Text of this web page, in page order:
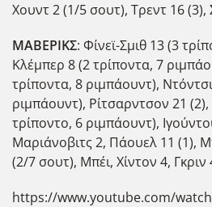
Χουντ 2 (1/5 σουτ), Τρεντ 16 (3),
ΜΑΒΕΡΙΚΣ: Φίνεϊ-Σμιθ 13 (3
Κλέμπερ 8 (2 τρίποντα, 7
τρίποντα, 8 ριμπάουντ),
ριμπάουντ), Ρίτσαρντσον 21 (2),
τρίποντο, 6 ριμπάουντ),
Μαριάνοβιτς 2, Πάουελ 11 (1),
(2/7 σουτ), Μπέι, Χίντον 4, Γκριν
https://www.youtube.com/